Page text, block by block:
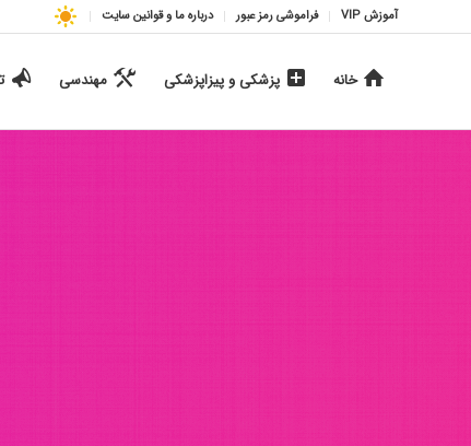
آموزش VIP فراموشی رمز عبور درباره ما و قوانین سایت
خانه پزشکی و پیزاپزشکی مهندسی